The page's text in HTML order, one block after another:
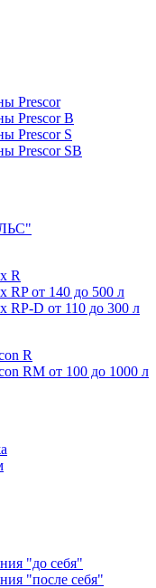
Prescor
Prescor B
Prescor S
Prescor SB
R
RP от 140 до 500 л
RP-D от 110 до 300 л
R
RM от 100 до 1000 л
"до себя"
"после себя"